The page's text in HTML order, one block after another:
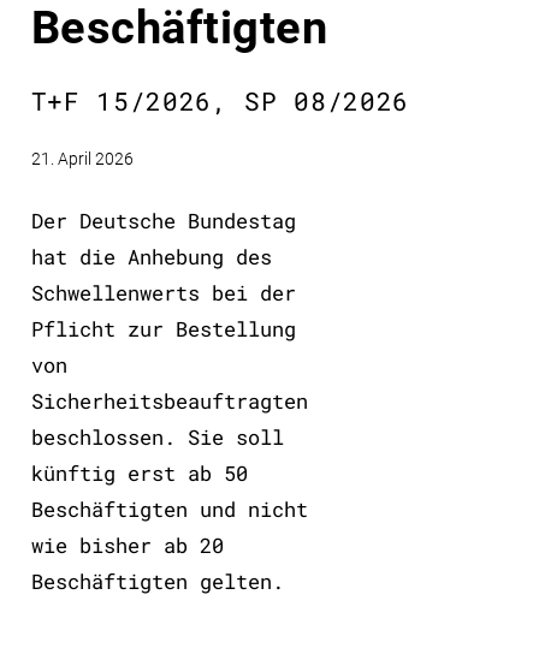
Beschäftigten
T+F 15/2026, SP 08/2026
21. April 2026
Der Deutsche Bundestag
hat die Anhebung des
Schwellenwerts bei der
Pflicht zur Bestellung
von
Sicherheitsbeauftragten
beschlossen. Sie soll
künftig erst ab 50
Beschäftigten und nicht
wie bisher ab 20
Beschäftigten gelten.